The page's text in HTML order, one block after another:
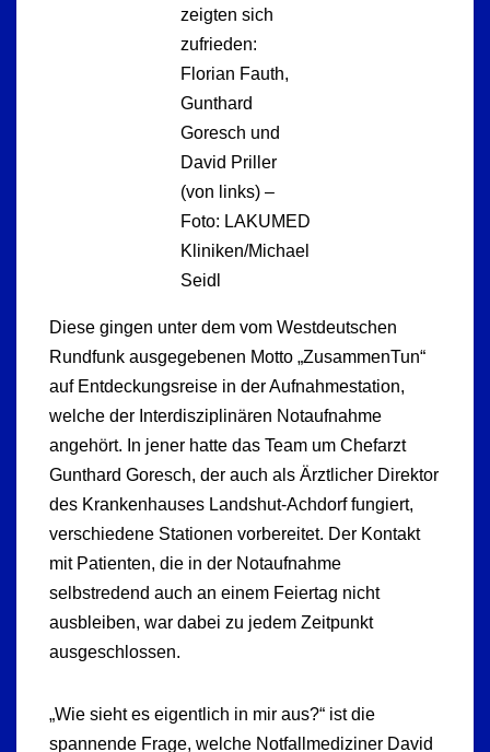
zeigten sich
zufrieden:
Florian Fauth,
Gunthard
Goresch und
David Priller
(von links) –
Foto: LAKUMED
Kliniken/Michael
Seidl
Diese gingen unter dem vom Westdeutschen
Rundfunk ausgegebenen Motto „ZusammenTun“
auf Entdeckungsreise in der Aufnahmestation,
welche der Interdisziplinären Notaufnahme
angehört. In jener hatte das Team um Chefarzt
Gunthard Goresch, der auch als Ärztlicher Direktor
des Krankenhauses Landshut-Achdorf fungiert,
verschiedene Stationen vorbereitet. Der Kontakt
mit Patienten, die in der Notaufnahme
selbstredend auch an einem Feiertag nicht
ausbleiben, war dabei zu jedem Zeitpunkt
ausgeschlossen.
„Wie sieht es eigentlich in mir aus?“ ist die
spannende Frage, welche Notfallmediziner David